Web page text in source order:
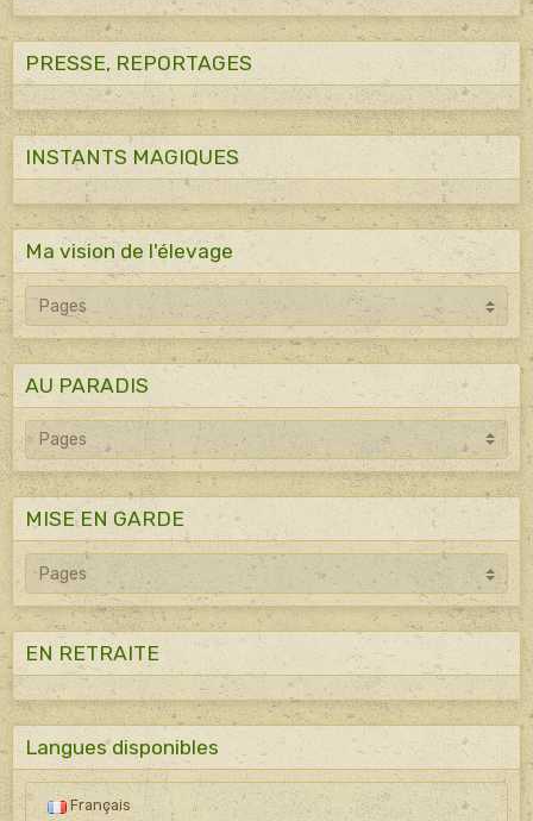
PRESSE, REPORTAGES
INSTANTS MAGIQUES
Ma vision de l'élevage
AU PARADIS
MISE EN GARDE
EN RETRAITE
Langues disponibles
Français